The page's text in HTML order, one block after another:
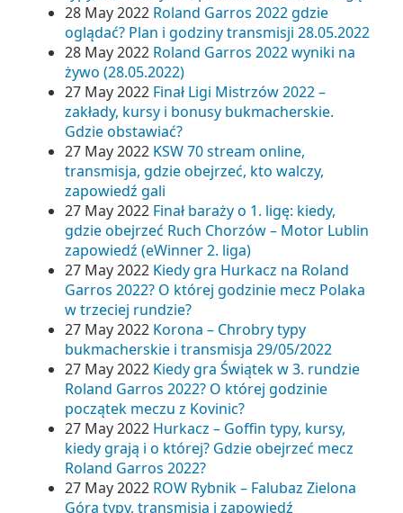
28 May 2022 Roland Garros 2022 gdzie
oglądać? Plan i godziny transmisji 28.05.2022
28 May 2022 Roland Garros 2022 wyniki na
żywo (28.05.2022)
27 May 2022 Finał Ligi Mistrzów 2022 –
zakłady, kursy i bonusy bukmacherskie.
Gdzie obstawiać?
27 May 2022 KSW 70 stream online,
transmisja, gdzie obejrzeć, kto walczy,
zapowiedź gali
27 May 2022 Finał baraży o 1. ligę: kiedy,
gdzie obejrzeć Ruch Chorzów – Motor Lublin
zapowiedź (eWinner 2. liga)
27 May 2022 Kiedy gra Hurkacz na Roland
Garros 2022? O której godzinie mecz Polaka
w trzeciej rundzie?
27 May 2022 Korona – Chrobry typy
bukmacherskie i transmisja 29/05/2022
27 May 2022 Kiedy gra Świątek w 3. rundzie
Roland Garros 2022? O której godzinie
początek meczu z Kovinic?
27 May 2022 Hurkacz – Goffin typy, kursy,
kiedy grają i o której? Gdzie obejrzeć mecz
Roland Garros 2022?
27 May 2022 ROW Rybnik – Falubaz Zielona
Góra typy, transmisja i zapowiedź